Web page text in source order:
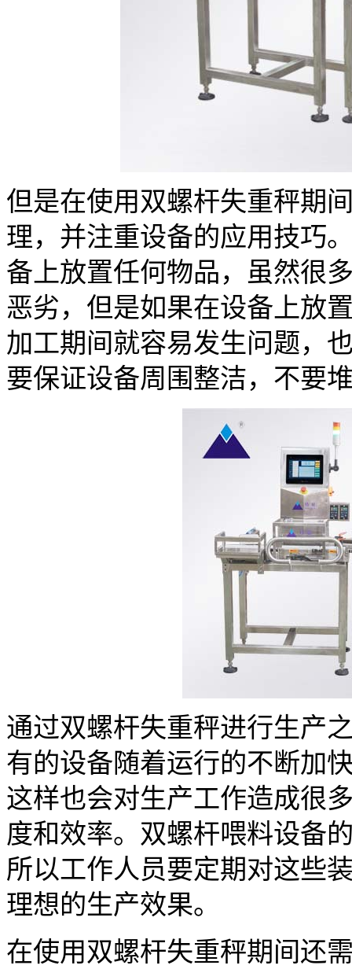
但是在使用双螺杆失重秤期
理，并注重设备的应用技巧
备上放置任何物品，虽然很
恶劣，但是如果在设备上放
加工期间就容易发生问题，
要保证设备周围整洁，不要
通过双螺杆失重秤进行生产
有的设备随着运行的不断加
这样也会对生产工作造成很
度和效率。双螺杆喂料设备
所以工作人员要定期对这些
理想的生产效果。
在使用双螺杆失重秤期间还